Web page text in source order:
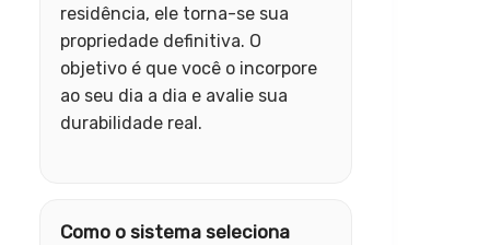
residência, ele torna-se sua
propriedade definitiva. O
objetivo é que você o incorpore
ao seu dia a dia e avalie sua
durabilidade real.
Como o sistema seleciona